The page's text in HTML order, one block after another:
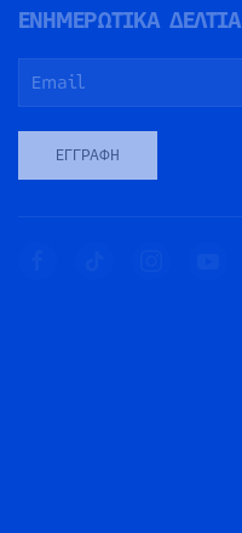
ΕΝΗΜΕΡΩΤΙΚΑ ΔΕΛΤΙΑ
ΕΓΓΡΑΦΉ